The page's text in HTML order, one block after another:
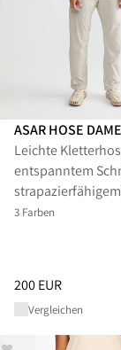
ASAR HOSE
Leichte
entspanntem
3 Farben
Preis: 200 EUR,
200 EUR
Vergleichen